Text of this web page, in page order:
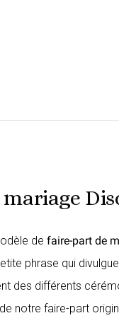
de faire-part de
phrase qui
des différents
notre faire-part